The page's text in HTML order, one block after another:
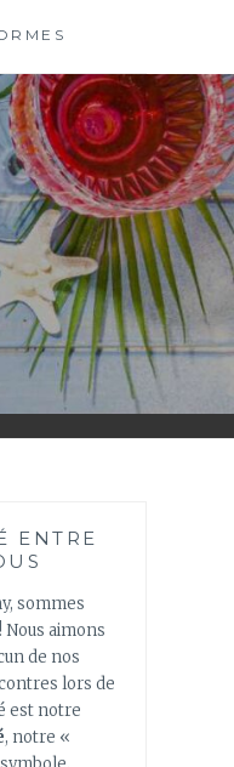
ENTRE
sommes
aimons
de nos
lors de
est notre
, notre «